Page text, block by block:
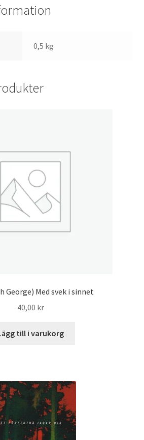
0,5 kg
George) Med svek i sinnet
40,00 kr
till i varukorg